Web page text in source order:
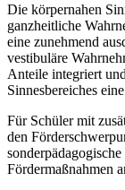
Die körpernahen
ganzheitliche
eine zunehmend
vestibuläre
Anteile integriert
Sinnesbereiches
Für Schüler mit
den
Fördermaßnahmen